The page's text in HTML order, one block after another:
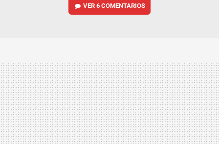
VER6 COMENTARIOS